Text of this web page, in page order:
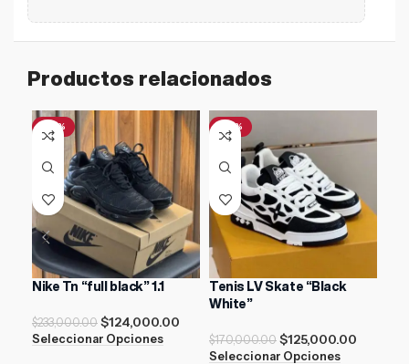
Productos relacionados
-47%
Nike Tn “full black” 1.1
$233,000.00 $124,000.00
Seleccionar Opciones
-26%
Tenis LV Skate “Black
White”
$170,000.00 $125,000.00
Seleccionar Opciones